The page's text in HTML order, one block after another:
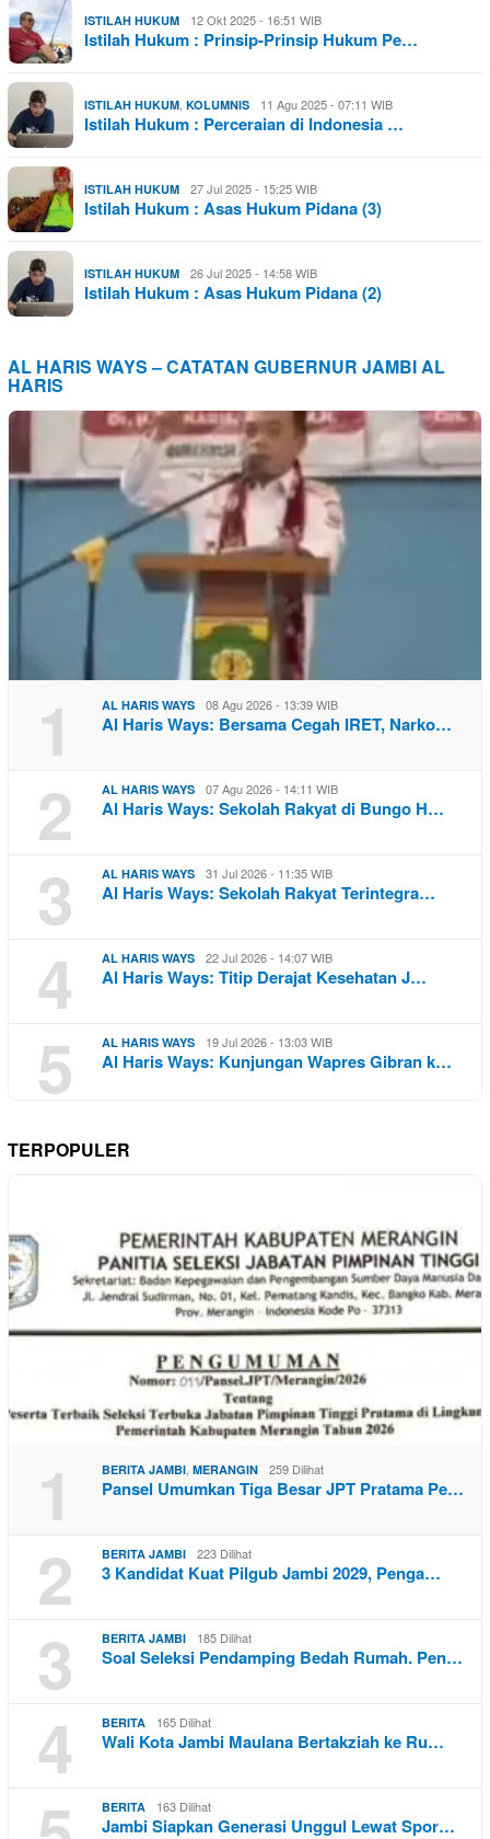
ISTILAH HUKUM 12 Okt 2025 - 16:51 WIB
Istilah Hukum : Prinsip-Prinsip Hukum Pe…
ISTILAH HUKUM, KOLUMNIS 11 Agu 2025 - 07:11 WIB
Istilah Hukum : Perceraian di Indonesia …
ISTILAH HUKUM 27 Jul 2025 - 15:25 WIB
Istilah Hukum : Asas Hukum Pidana (3)
ISTILAH HUKUM 26 Jul 2025 - 14:58 WIB
Istilah Hukum : Asas Hukum Pidana (2)
AL HARIS WAYS – CATATAN GUBERNUR JAMBI AL
HARIS
1 AL HARIS WAYS 08 Agu 2026 - 13:39 WIB
Al Haris Ways: Bersama Cegah IRET, Narko…
2 AL HARIS WAYS 07 Agu 2026 - 14:11 WIB
Al Haris Ways: Sekolah Rakyat di Bungo H…
3 AL HARIS WAYS 31 Jul 2026 - 11:35 WIB
Al Haris Ways: Sekolah Rakyat Terintegra…
4 AL HARIS WAYS 22 Jul 2026 - 14:07 WIB
Al Haris Ways: Titip Derajat Kesehatan J…
5 AL HARIS WAYS 19 Jul 2026 - 13:03 WIB
Al Haris Ways: Kunjungan Wapres Gibran k…
TERPOPULER
1 BERITA JAMBI, MERANGIN 259 Dilihat
Pansel Umumkan Tiga Besar JPT Pratama Pe…
2 BERITA JAMBI 223 Dilihat
3 Kandidat Kuat Pilgub Jambi 2029, Penga…
3 BERITA JAMBI 185 Dilihat
Soal Seleksi Pendamping Bedah Rumah. Pen…
4 BERITA 165 Dilihat
Wali Kota Jambi Maulana Bertakziah ke Ru…
BERITA 163 Dilihat
Jambi Siapkan Generasi Unggul Lewat Spor…